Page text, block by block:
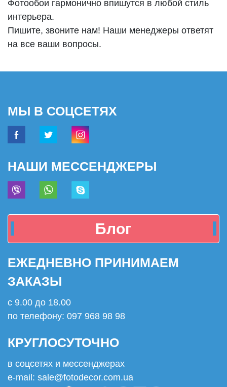
Фотообои гармонично впишутся в любой стиль
интерьера.
Пишите, звоните нам! Наши менеджеры ответят
на все ваши вопросы.
МЫ В СОЦСЕТЯХ
НАШИ МЕССЕНДЖЕРЫ
Блог
ЕЖЕДНЕВНО ПРИНИМАЕМ
ЗАКАЗЫ
с 9.00 до 18.00
по телефону: 097 968 98 98
КРУГЛОСУТОЧНО
в соцсетях и мессенджерах
e-mail: sale@fotodecor.com.ua